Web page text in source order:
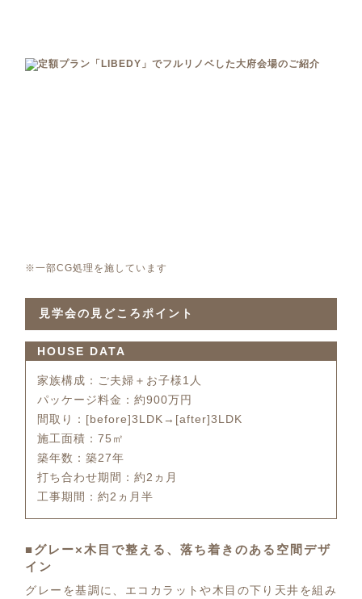
※一部CG処理を施しています
見学会の見どころポイント
HOUSE DATA
家族構成：ご夫婦＋お子様1人
パッケージ料金：約900万円
間取り：[before]3LDK→[after]3LDK
施工面積：75㎡
築年数：築27年
打ち合わせ期間：約2ヵ月
工事期間：約2ヵ月半
■グレー×木目で整える、落ち着きのある空間デザ
イン
グレーを基調に、エコカラットや木目の下り天井を組み